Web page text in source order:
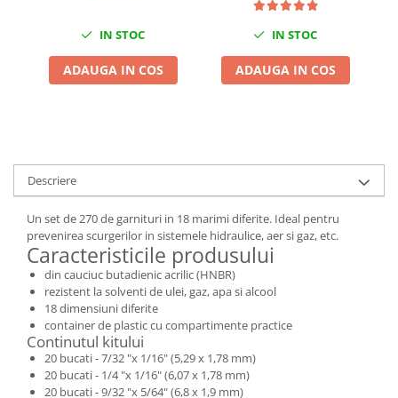
Ciocane Dalti si Dornuri
Gresoare
Reparat Filete
Aspiratoare industriale
Lampi si Lanterne
Masini de insurubat si gaurit
Masini de polishat
Pistoale aer cald
Pistoale de lipit
Pistoale electrice de impact
Polizoare unghiulare
Rindele
Slefuitoare electrice
IN STOC
ADAUGA IN COS
IN STOC
ADAUGA IN COS
Descriere
Un set de 270 de garnituri in 18 marimi diferite. Ideal pentru
prevenirea scurgerilor in sistemele hidraulice, aer si gaz, etc.
Caracteristicile produsului
din cauciuc butadienic acrilic (HNBR)
rezistent la solventi de ulei, gaz, apa si alcool
18 dimensiuni diferite
container de plastic cu compartimente practice
Continutul kitului
20 bucati - 7/32 "x 1/16" (5,29 x 1,78 mm)
20 bucati - 1/4 "x 1/16" (6,07 x 1,78 mm)
20 bucati - 9/32 "x 5/64" (6,8 x 1,9 mm)